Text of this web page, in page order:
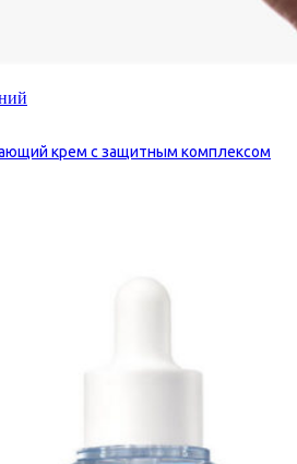
крем с защитным комплексом